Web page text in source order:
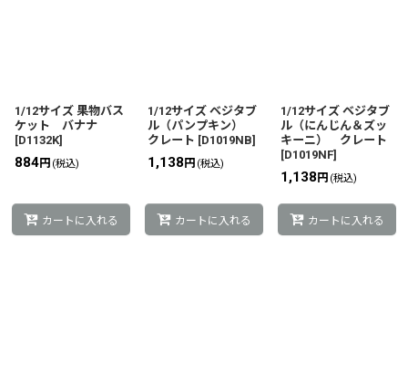
1/12サイズ 果物バス
ケット バナナ
[D1132K]
884円 (税込)
カートに入れる
1/12サイズ ベジタブ
ル（パンプキン）
クレート [D1019NB]
1,138 円 (税込)
カートに入れる
1/12サイズ ベジタブ
ル（にんじん＆ズッ
キーニ） クレート
[D1019NF]
1,138 円 (税込)
カートに入れる